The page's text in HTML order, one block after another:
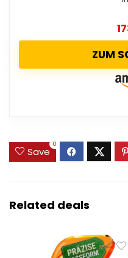
ZUM
Save
0
Related deals